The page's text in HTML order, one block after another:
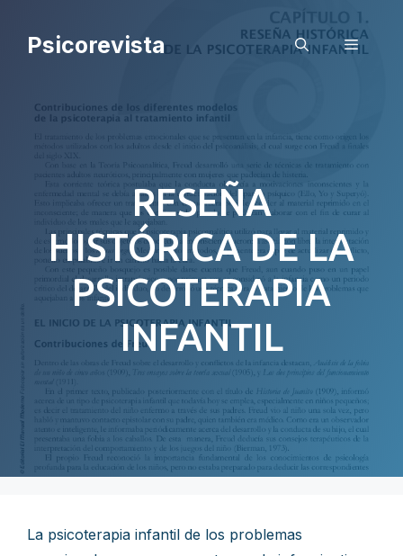
Psicorevista Menú
RESEÑA
HISTÓRICA DE LA
PSICOTERAPIA
INFANTIL
La psicoterapia infantil de los problemas